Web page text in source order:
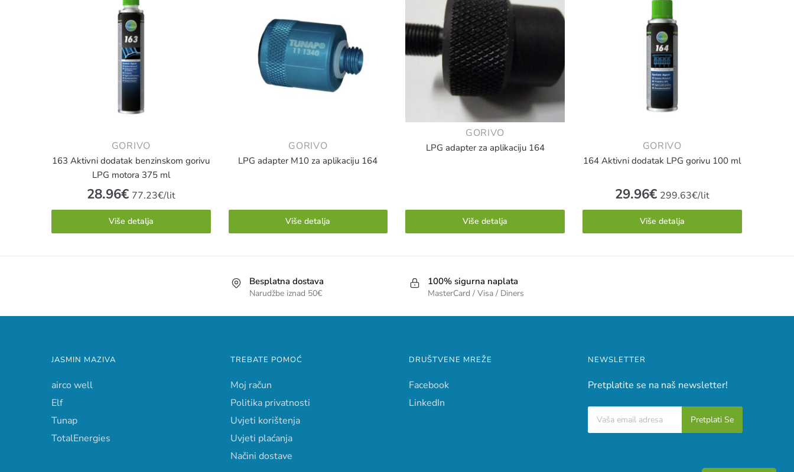
GORIVO
163 Aktivni dodatak benzinskom gorivu
LPG motora 375 ml
28.96€ 77.23€/lit
Više detalja
GORIVO
LPG adapter M10 za aplikaciju 164
Više detalja
GORIVO
LPG adapter za aplikaciju 164
Više detalja
GORIVO
164 Aktivni dodatak LPG gorivu 100 ml
29.96€ 299.63€/lit
Više detalja
Besplatna dostava
Narudžbe iznad 50€
100% sigurna naplata
MasterCard / Visa / Diners
JASMIN MAZIVA
airco well
Elf
Tunap
TotalEnergies
TREBATE POMOĆ
Moj račun
Politika privatnosti
Uvjeti korištenja
Uvjeti plaćanja
Načini dostave
DRUŠTVENE MREŽE
Facebook
LinkedIn
NEWSLETTER
Pretplatite se na naš newsletter!